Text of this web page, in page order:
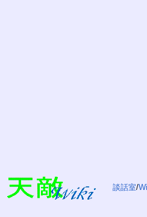
談話室/